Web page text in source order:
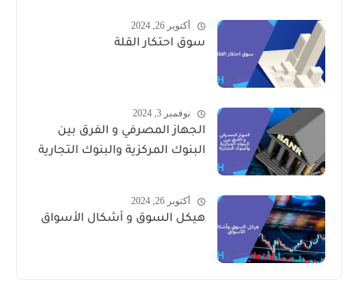
أكتوبر 26, 2024
سوق احتكار القلة
نوفمبر 3, 2024
الجهاز المصرفي و الفرق بين
البنوك المركزية والبنوك التجارية
أكتوبر 26, 2024
هيكل السوق و أشكال الأسواق